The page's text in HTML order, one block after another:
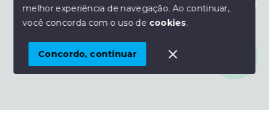
Olá! Estamos disponíveis para te ajudar.
© Copyright 2026 - Imobiliária Nassif - Todos os
SITE PARA IMOBILIARIA
melhor experiência de navegação.Ao continuar,
você concorda com o uso de cookies.
Concordo, continuar